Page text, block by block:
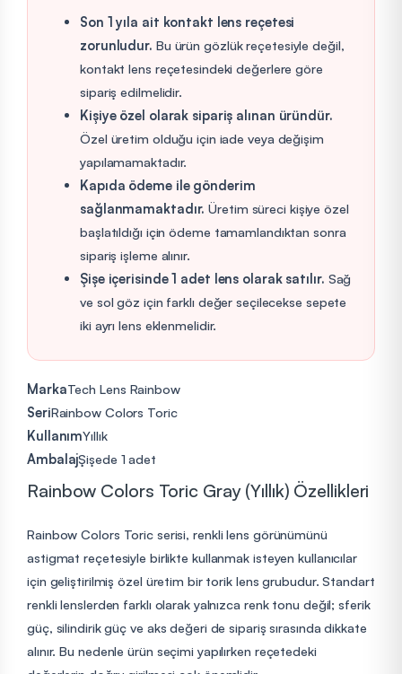
Son 1 yıla ait kontakt lens reçetesi
zorunludur. Bu ürün gözlük reçetesiyle değil,
kontakt lens reçetesindeki değerlere göre
sipariş edilmelidir.
Kişiye özel olarak sipariş alınan üründür.
Özel üretim olduğu için iade veya değişim
yapılamamaktadır.
Kapıda ödeme ile gönderim
sağlanmamaktadır. Üretim süreci kişiye özel
başlatıldığı için ödeme tamamlandıktan sonra
sipariş işleme alınır.
Şişe içerisinde 1 adet lens olarak satılır. Sağ
ve sol göz için farklı değer seçilecekse sepete
iki ayrı lens eklenmelidir.
MarkaTech Lens Rainbow
SeriRainbow Colors Toric
KullanımYıllık
AmbalajŞişede 1 adet
Rainbow Colors Toric Gray (Yıllık) Özellikleri
Rainbow Colors Toric serisi, renkli lens görünümünü
astigmat reçetesiyle birlikte kullanmak isteyen kullanıcılar
için geliştirilmiş özel üretim bir torik lens grubudur. Standart
renkli lenslerden farklı olarak yalnızca renk tonu değil; sferik
güç, silindirik güç ve aks değeri de sipariş sırasında dikkate
alınır. Bu nedenle ürün seçimi yapılırken reçetedeki